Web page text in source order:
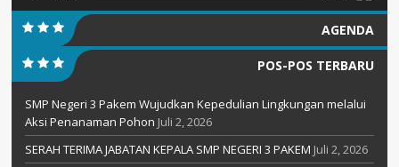
AGENDA
POS-POS TERBARU
SMP Negeri 3 Pakem Wujudkan Kepedulian Lingkungan melalui
Aksi Penanaman Pohon Juli 2, 2026
SERAH TERIMA JABATAN KEPALA SMP NEGERI 3 PAKEM Juli 2, 2026